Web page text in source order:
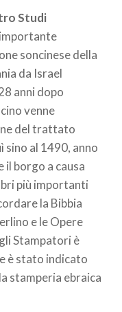
Studi
soncinese della
da Israel
anni dopo
venne
del trattato
al 1490, anno
il borgo a causa
più importanti
la Bibbia
e le Opere
Stampatori è
è stato indicato
stamperia ebraica